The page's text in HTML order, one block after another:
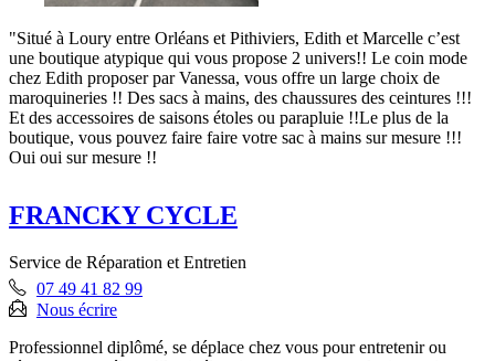
"Situé à Loury entre Orléans et Pithiviers, Edith et Marcelle c’est
une boutique atypique qui vous propose 2 univers!! Le coin mode
chez Edith proposer par Vanessa, vous offre un large choix de
maroquineries !! Des sacs à mains, des chaussures des ceintures !!!
Et des accessoires de saisons étoles ou parapluie !!Le plus de la
boutique, vous pouvez faire faire votre sac à mains sur mesure !!!
Oui oui sur mesure !!
FRANCKY CYCLE
Service de Réparation et Entretien
07 49 41 82 99
Nous écrire
Professionnel diplômé, se déplace chez vous pour entretenir ou